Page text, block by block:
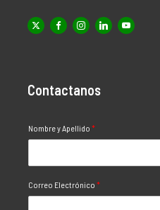
Contactanos
Nombre y Apellido *
Correo Electrónico *